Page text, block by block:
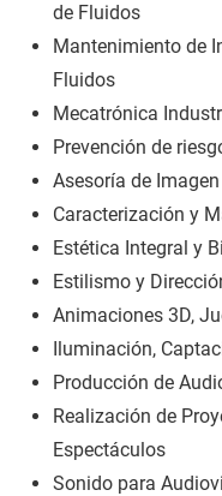
de Fluidos
Mantenimiento de
Fluidos
Mecatrónica
Prevención de
Asesoría de
Caracterización y
Estética Integral y
Estilismo y
Animaciones 3D,
Iluminación,
Producción de
Realización de
Espectáculos
Sonido para